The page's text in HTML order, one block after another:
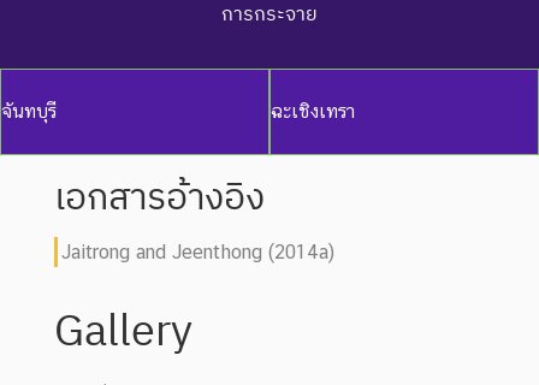
การกระจาย
จันทบุรี ฉะเชิงเทรา
เอกสารอ้างอิง
Jaitrong and Jeenthong (2014a)
Gallery